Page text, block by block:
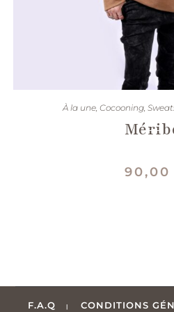
CHOIX DES
À la une, Cocooning,
90,00
F.A.Q CONDITIONS